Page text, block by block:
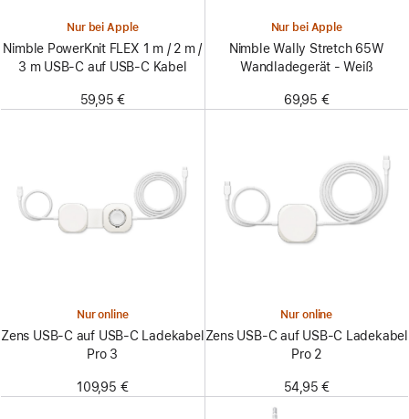
Nur bei Apple
Nimble PowerKnit FLEX 1 m / 2 m /
3 m USB-C auf USB-C Kabel
59,95 €
Nur bei Apple
Nimble Wally Stretch 65W
Wandladegerät - Weiß
69,95 €
Nur online
Zens USB‑C auf USB‑C Ladekabel
Pro 3
109,95 €
Nur online
Zens USB‑C auf USB‑C Ladekabel
Pro 2
54,95 €